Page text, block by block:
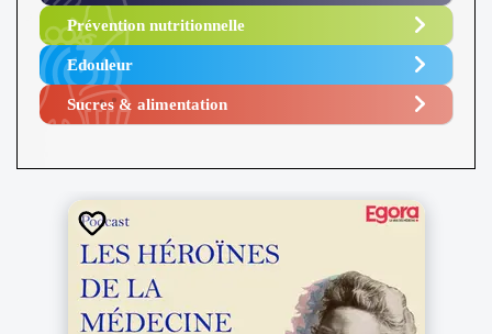
Prévention nutritionnelle
Edouleur​
Sucres & alimentation​